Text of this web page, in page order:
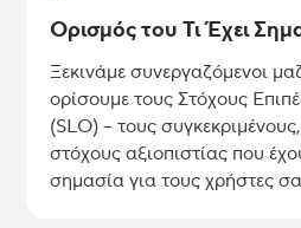
Ορισμός του Τι Έχει
Ξεκινάμε συνεργαζόμενοι
ορίσουμε τους Στόχους
(SLO) – τους
στόχους αξιοπιστίας που
σημασία για τους χρήστες